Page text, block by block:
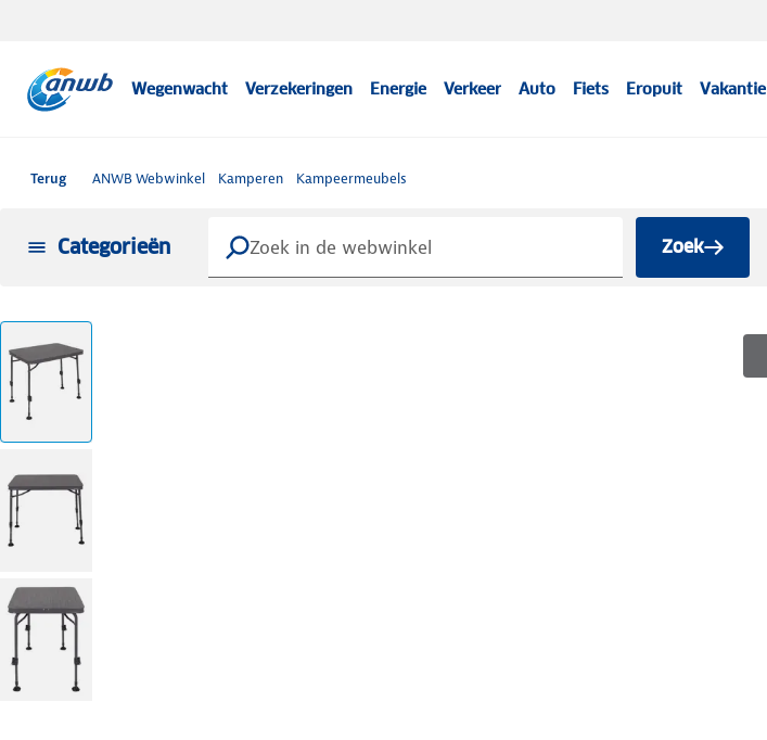
Wegenwacht Verzekeringen Energie Verkeer Auto Fiets Eropuit Vakantie
Terug ANWB Webwinkel Kamperen Kampeermeubels
Categorieën Zoek